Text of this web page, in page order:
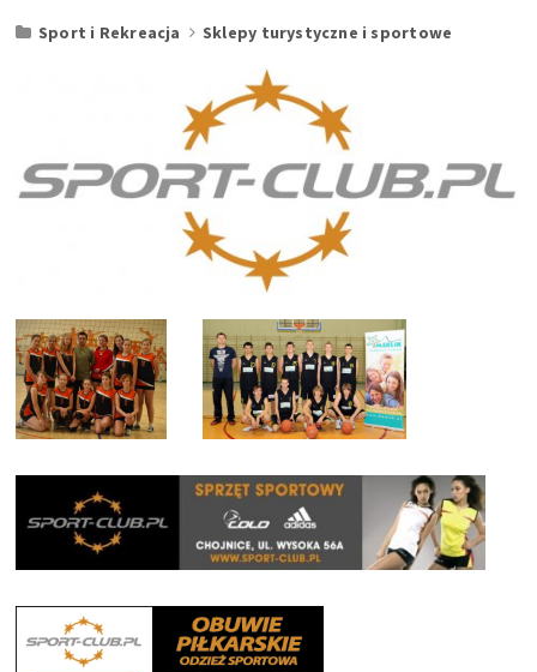
Sport i Rekreacja Sklepy turystyczne i sportowe